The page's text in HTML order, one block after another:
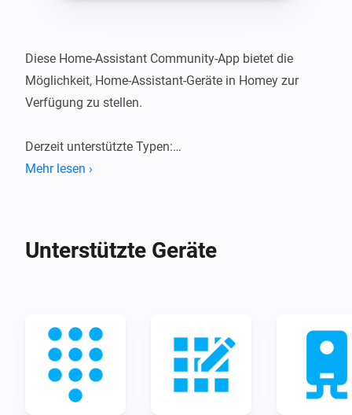
Diese Home-Assistant Community-App bietet die
Möglichkeit, Home-Assistant-Geräte in Homey zur
Verfügung zu stellen.
Derzeit unterstützte Typen:
- Licht
- Szenen
Einstieg:
Um die App mit Home Assistant zu verbinden, muss
zuvor in Home Assistant ein „Long Lived Access Token“
Mehr lesen ›
Unterstützte Geräte